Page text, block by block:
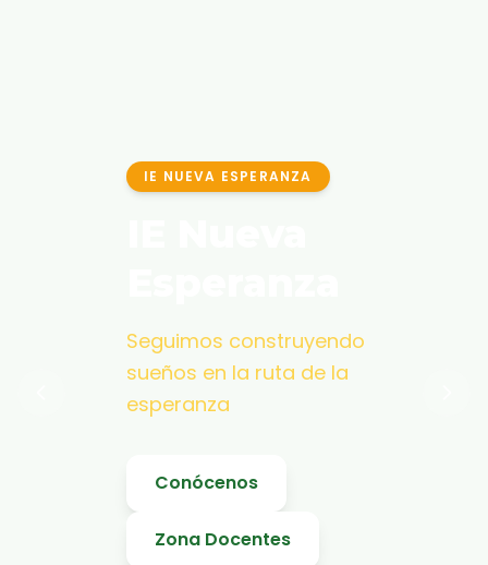
IE NUEVA ESPERANZA
Seguimos construyendo
sueños en la ruta de la
esperanza
Conócenos
Zona Docentes